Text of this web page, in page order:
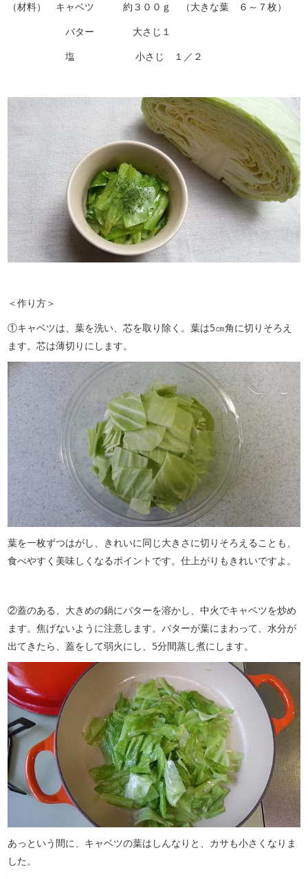
（材料） キャベツ 約３００ｇ （大きな葉 ６～７枚）
バター 大さじ１
塩 小さじ １／２
＜作り方＞
①キャベツは、葉を洗い、芯を取り除く。葉は5㎝角に切りそろえ
ます。芯は薄切りにします。
葉を一枚ずつはがし、きれいに同じ大きさに切りそろえることも、
食べやすく美味しくなるポイントです。仕上がりもきれいですよ。
②蓋のある、大きめの鍋にバターを溶かし、中火でキャベツを炒め
ます。焦げないように注意します。バターが葉にまわって、水分が
出てきたら、蓋をして弱火にし、5分間蒸し煮にします。
あっという間に、キャベツの葉はしんなりと、カサも小さくなりま
した。